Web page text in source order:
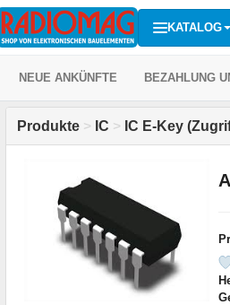
KATALOG
NEUE ANKÜNFTE BEZAHLUNG
Produkte > IC > IC E-Key